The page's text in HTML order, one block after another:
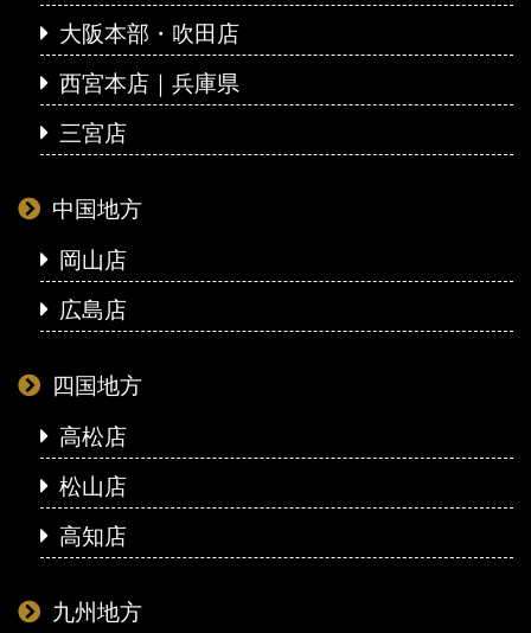
大阪本部・吹田店
西宮本店｜兵庫県
三宮店
中国地方
岡山店
広島店
四国地方
高松店
松山店
高知店
九州地方